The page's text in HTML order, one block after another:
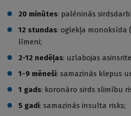
20 minūtes: palēninās
12 stundas: oglekļa monoksīda
līmeni;
2-12 nedēļas: uzlabojas
1-9 mēneši: samazinās klepus
1 gads: koronāro sirds slimību
5 gadi: samazinās insulta risks;